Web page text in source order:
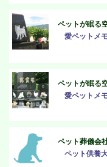
ペットが眠る
愛ペットメ
ペットが眠る
愛ペットメ
ペット葬儀会
ペット供養